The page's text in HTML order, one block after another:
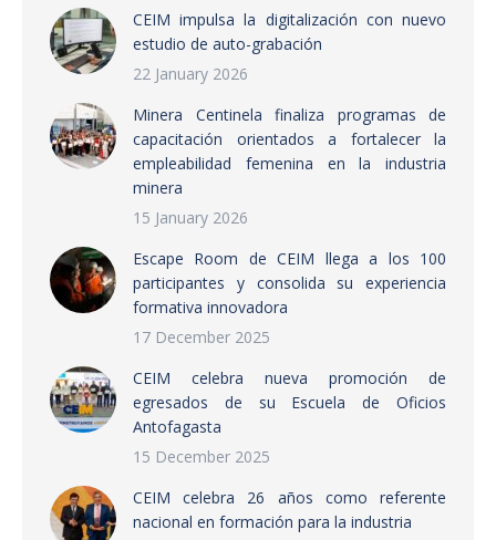
CEIM impulsa la digitalización con nuevo
estudio de auto-grabación
22 January 2026
Minera Centinela finaliza programas de
capacitación orientados a fortalecer la
empleabilidad femenina en la industria
minera
15 January 2026
Escape Room de CEIM llega a los 100
participantes y consolida su experiencia
formativa innovadora
17 December 2025
CEIM celebra nueva promoción de
egresados de su Escuela de Oficios
Antofagasta
15 December 2025
CEIM celebra 26 años como referente
nacional en formación para la industria